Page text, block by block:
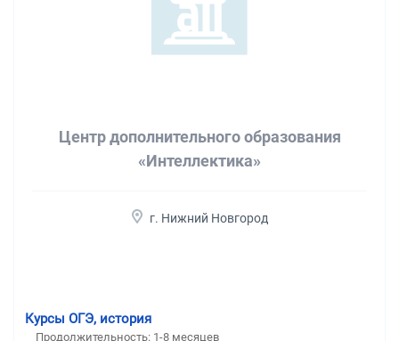
Центр дополнительного образования
«Интеллектика»
г. Нижний Новгород
Курсы ОГЭ, история
Продолжительность: 1-8 месяцев